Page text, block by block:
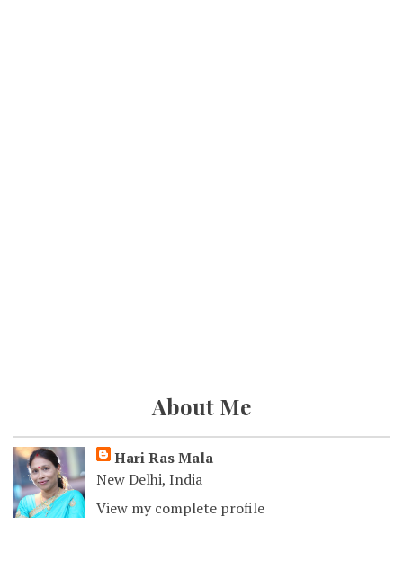
About Me
Hari Ras Mala
New Delhi, India
View my complete profile